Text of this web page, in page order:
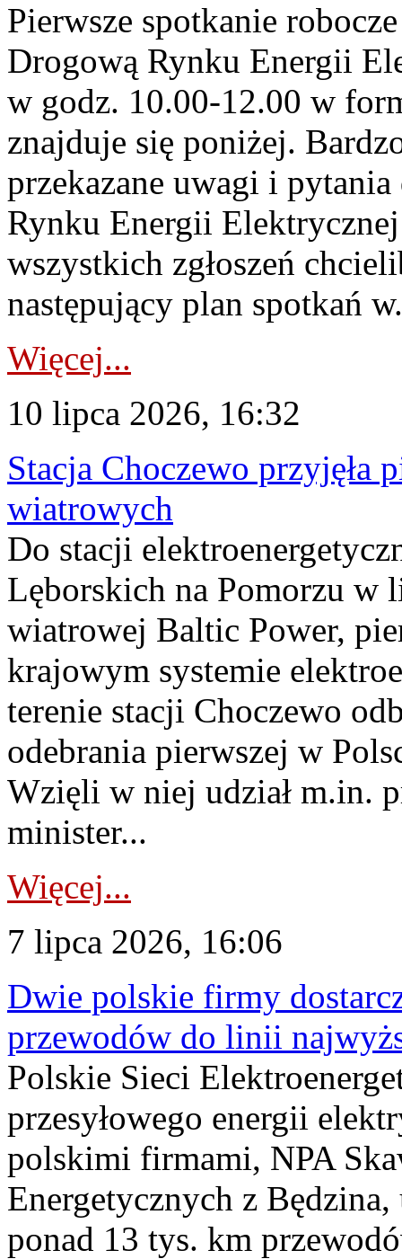
Pierwsze spotkanie
Drogową Rynku Energii
w godz. 10.00-12.00 w
znajduje się poniżej.
przekazane uwagi i
Rynku Energii
wszystkich zgłoszeń
następujący plan spotkań
Więcej...
10 lipca 2026, 16:32
Stacja Choczewo przyjęła
wiatrowych
Do stacji
Lęborskich na Pomorzu w
wiatrowej Baltic Power,
krajowym systemie
terenie stacji Choczewo
odebrania pierwszej w
Wzięli w niej udział m.in.
minister...
Więcej...
7 lipca 2026, 16:06
Dwie polskie firmy
przewodów do linii
Polskie Sieci
przesyłowego energii
polskimi firmami, NPA
Energetycznych z
ponad 13 tys. km